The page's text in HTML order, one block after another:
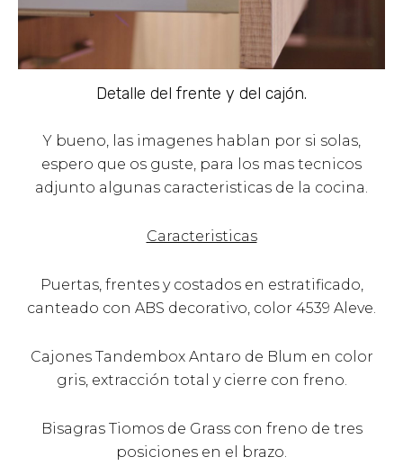
Detalle del frente y del cajón.
Y bueno, las imagenes hablan por si solas,
espero que os guste, para los mas tecnicos
adjunto algunas caracteristicas de la cocina.
Caracteristicas
Puertas, frentes y costados en estratificado,
canteado con ABS decorativo, color 4539 Aleve.
Cajones Tandembox Antaro de Blum en color
gris, extracción total y cierre con freno.
Bisagras Tiomos de Grass con freno de tres
posiciones en el brazo.